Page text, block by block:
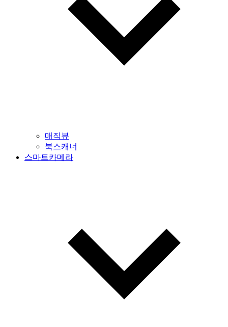
매직뷰
북스캐너
스마트카메라